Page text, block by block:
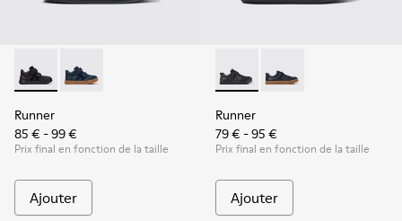
Runner - K900384-002 - Baskets noires en cuir et nubuck
Runner - K900384-001 - Baskets bleues en cuir et
Runner
85 € - 99 €
Prix final en fonction de la taille
Ajouter
Runner - K800319-001 -
Runner - K800319-
Runner
79 € - 95 €
Prix final en fonction de la taille
Ajouter